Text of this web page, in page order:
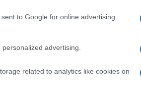
to Google for online advertising
advertising.
related to analytics like cookies on
možete pokušati, u zavisnosti od vašeg
smesu na glavu (dobro